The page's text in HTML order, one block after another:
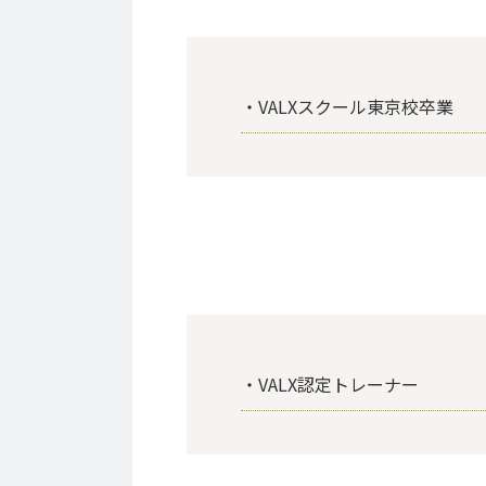
・VALXスクール東京校卒業
・VALX認定トレーナー